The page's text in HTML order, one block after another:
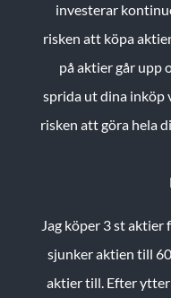
investerar
risken att köpa
på aktier går upp
sprida ut dina inköp
risken att göra hela
Jag köper 3 st
sjunker aktien till
aktier till. Efter